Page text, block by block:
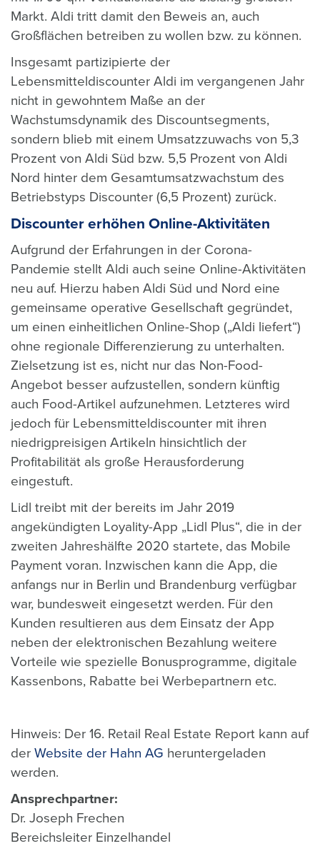
Markt. Aldi tritt damit den Beweis an, auch
Großflächen betreiben zu wollen bzw. zu können.
Insgesamt partizipierte der
Lebensmitteldiscounter Aldi im vergangenen Jahr
nicht in gewohntem Maße an der
Wachstumsdynamik des Discountsegments,
sondern blieb mit einem Umsatzzuwachs von 5,3
Prozent von Aldi Süd bzw. 5,5 Prozent von Aldi
Nord hinter dem Gesamtumsatzwachstum des
Betriebstyps Discounter (6,5 Prozent) zurück.
Discounter erhöhen Online-Aktivitäten
Aufgrund der Erfahrungen in der Corona-
Pandemie stellt Aldi auch seine Online-Aktivitäten
neu auf. Hierzu haben Aldi Süd und Nord eine
gemeinsame operative Gesellschaft gegründet,
um einen einheitlichen Online-Shop („Aldi liefert“)
ohne regionale Differenzierung zu unterhalten.
Zielsetzung ist es, nicht nur das Non-Food-
Angebot besser aufzustellen, sondern künftig
auch Food-Artikel aufzunehmen. Letzteres wird
jedoch für Lebensmitteldiscounter mit ihren
niedrigpreisigen Artikeln hinsichtlich der
Profitabilität als große Herausforderung
eingestuft.
Lidl treibt mit der bereits im Jahr 2019
angekündigten Loyality-App „Lidl Plus“, die in der
zweiten Jahreshälfte 2020 startete, das Mobile
Payment voran. Inzwischen kann die App, die
anfangs nur in Berlin und Brandenburg verfügbar
war, bundesweit eingesetzt werden. Für den
Kunden resultieren aus dem Einsatz der App
neben der elektronischen Bezahlung weitere
Vorteile wie spezielle Bonusprogramme, digitale
Kassenbons, Rabatte bei Werbepartnern etc.
Hinweis: Der 16. Retail Real Estate Report kann auf
der Website der Hahn AG heruntergeladen
werden.
Ansprechpartner:
Dr. Joseph Frechen
Bereichsleiter Einzelhandel